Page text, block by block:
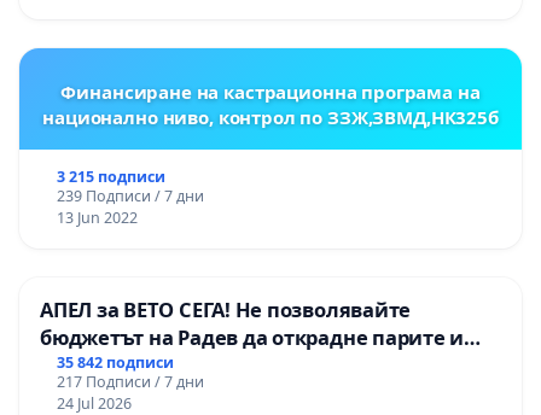
Финансиране на кастрационна програма на
национално ниво, контрол по ЗЗЖ,ЗВМД,НК325б
3 215 подписи
239 Подписи / 7 дни
13 Jun 2022
АПЕЛ за ВЕТО СЕГА! Не позволявайте
бюджетът на Радев да открадне парите и
правата ни в тъмното
35 842 подписи
217 Подписи / 7 дни
24 Jul 2026